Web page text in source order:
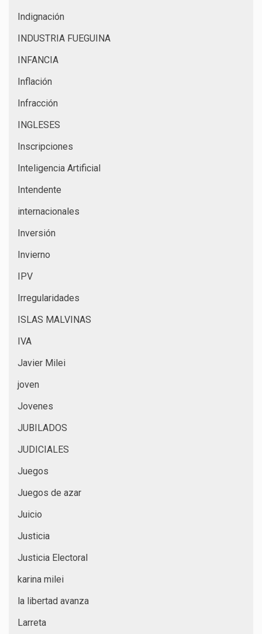
Indignación
INDUSTRIA FUEGUINA
INFANCIA
Inflación
Infracción
INGLESES
Inscripciones
Inteligencia Artificial
Intendente
internacionales
Inversión
Invierno
IPV
Irregularidades
ISLAS MALVINAS
IVA
Javier Milei
joven
Jovenes
JUBILADOS
JUDICIALES
Juegos
Juegos de azar
Juicio
Justicia
Justicia Electoral
karina milei
la libertad avanza
Larreta